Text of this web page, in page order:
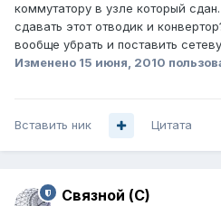
коммутатору в узле который
сдавать этот отводик и
вообще убрать и поставить
Изменено 15 июня, 2010
Вставить ник Цитата
Связной (С)